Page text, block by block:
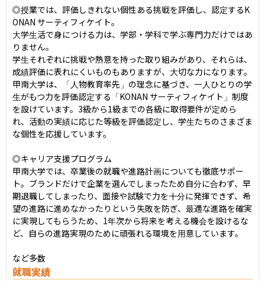
◎授業では、評価しきれない個性ある挑戦を評価し、認定するK
ONAN サーティフィケイト。
大学生活で身につける力は、学部・学科で学ぶ専門力だけではあ
りません。
学生それぞれに挑戦や熱意を持った取り組みがあり、それらは、
成績評価に表れにくいものもありますが、大切な力になります。
甲南大学は、「人物教育率先」の理念に基づき、一人ひとりの学
生がもつ力を評価認定する「KONAN サーティフィケイト」制度
を設けています。3級から1級までの各級に取得要件が定めら
れ、活動の実績に応じた等級を評価認定し、学生たちのさまざま
な個性を応援しています。
◎キャリア支援プログラム
甲南大学では、卒業後の就職や進路計画についても徹底サポー
ト。ブランドだけで企業を選んでしまったため自分に合わず、早
期退職してしまったり、面接や試験で力を十分に発揮できず、希
望の進路に進めなかったりという失敗を防ぎ、最適な進路を確実
に実現してもらうため、1年次から将来を考える機会を設けるな
ど、自らの進路実現のために頑張れる環境を用意しています。
など多数
就職実績